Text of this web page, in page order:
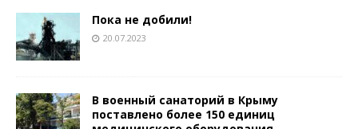
Пока не добили!
20.07.2023
В военный санаторий в Крыму
поставлено более 150 единиц